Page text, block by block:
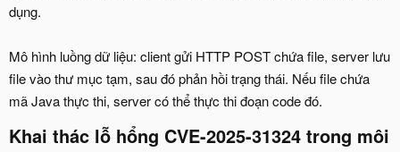
dụng.
Mô hình luồng dữ liệu: client gửi HTTP POST chứa file, server lưu
file vào thư mục tạm, sau đó phản hồi trạng thái. Nếu file chứa
mã Java thực thi, server có thể thực thi đoạn code đó.
Khai thác lỗ hổng CVE-2025-31324 trong môi